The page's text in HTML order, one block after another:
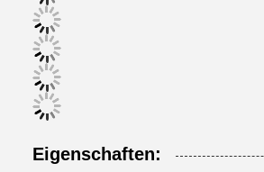
Eigenschaften: